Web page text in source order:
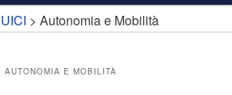
>Autonomia e Mobilità
AUTONOMIA E MOBILITÀ